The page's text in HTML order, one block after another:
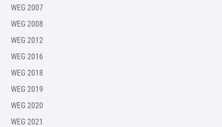
WEG 2007
WEG 2008
WEG 2012
WEG 2016
WEG 2018
WEG 2019
WEG 2020
WEG 2021